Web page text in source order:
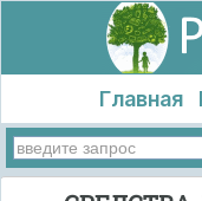
Главная